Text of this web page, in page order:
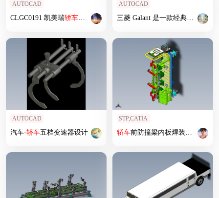
AUTOCAD
CLGC0191 凯美瑞轿车的教学改装设计
AUTOCAD
三菱 Galant 是一款经典
轿车
AUTOCAD
汽车-轿车五档变速器设计
STP,CATIA
轿车前防撞梁内板焊装夹具